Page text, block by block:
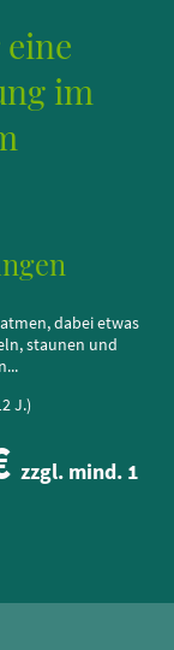
im
dabei etwas
staunen und
J.)
zzgl. mind. 1